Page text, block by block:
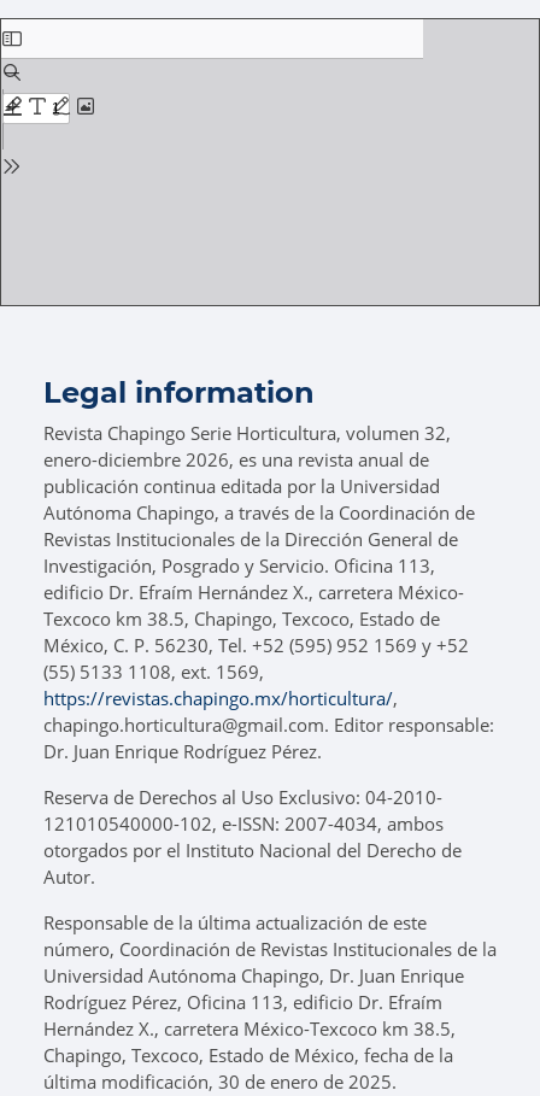
Legal information
Revista Chapingo Serie Horticultura, volumen 32,
enero-diciembre 2026, es una revista anual de
publicación continua editada por la Universidad
Autónoma Chapingo, a través de la Coordinación de
Revistas Institucionales de la Dirección General de
Investigación, Posgrado y Servicio. Oficina 113,
edificio Dr. Efraím Hernández X., carretera México-
Texcoco km 38.5, Chapingo, Texcoco, Estado de
México, C. P. 56230, Tel. +52 (595) 952 1569 y +52
(55) 5133 1108, ext. 1569,
https://revistas.chapingo.mx/horticultura/,
chapingo.horticultura@gmail.com. Editor responsable:
Dr. Juan Enrique Rodríguez Pérez.
Reserva de Derechos al Uso Exclusivo: 04-2010-
121010540000-102, e-ISSN: 2007-4034, ambos
otorgados por el Instituto Nacional del Derecho de
Autor.
Responsable de la última actualización de este
número, Coordinación de Revistas Institucionales de la
Universidad Autónoma Chapingo, Dr. Juan Enrique
Rodríguez Pérez, Oficina 113, edificio Dr. Efraím
Hernández X., carretera México-Texcoco km 38.5,
Chapingo, Texcoco, Estado de México, fecha de la
última modificación, 30 de enero de 2025.